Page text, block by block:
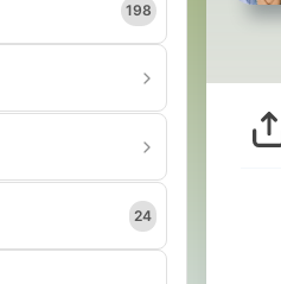
198
24